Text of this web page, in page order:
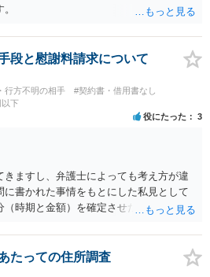
段と慰謝料請求について
行方不明の相手
#契約書・借用書なし
以下
役にたった 3
ますし、弁護士によっても考え方が違
に書かれた事情をもとにした私見として
（時期と金額）を確定させた上で、淡々
可能性が高そうであれば時間の浪費
空転する）になりますし、支払督促及び
方の住所地が管轄裁判所になるため（特
たっての住所調査